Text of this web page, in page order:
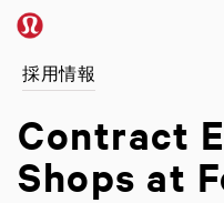
採用情報
Contract
Shops at